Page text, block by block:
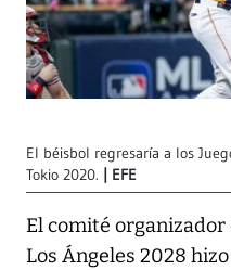
El béisbol regresaría a los
Tokio 2020.
EFE
El comité organizador
Los Ángeles 2028